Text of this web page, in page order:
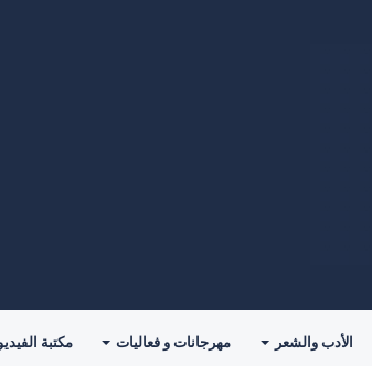
الأدب والشعر مهرجانات و فعاليات مكتبة